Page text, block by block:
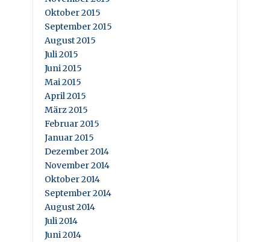
Oktober 2015
September 2015
August 2015
Juli 2015
Juni 2015
Mai 2015
April 2015
März 2015
Februar 2015
Januar 2015
Dezember 2014
November 2014
Oktober 2014
September 2014
August 2014
Juli 2014
Juni 2014